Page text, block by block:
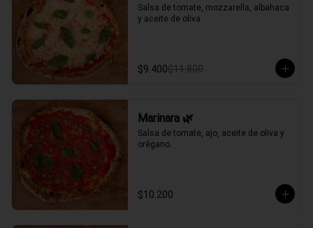
Salsa de tomate, mozzarella, albahaca
y aceite de oliva.
$9.400$11.800
Marinara 🌿
Salsa de tomate, ajo, aceite de oliva y
orégano.
$10.200